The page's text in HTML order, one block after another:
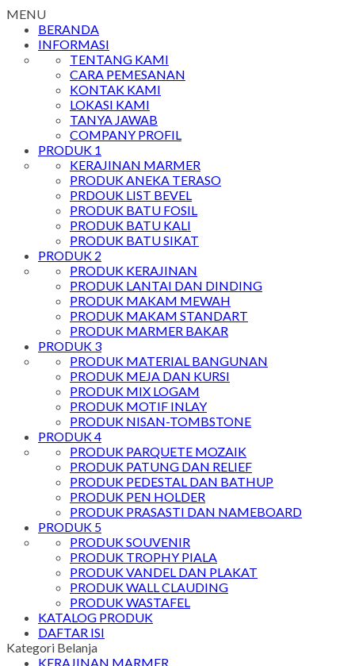
MENU
BERANDA
INFORMASI
TENTANG KAMI
CARA PEMESANAN
KONTAK KAMI
LOKASI KAMI
TANYA JAWAB
COMPANY PROFIL
PRODUK 1
KERAJINAN MARMER
PRODUK ANEKA TERASO
PRDOUK LIST BEVEL
PRODUK BATU FOSIL
PRODUK BATU KALI
PRODUK BATU SIKAT
PRODUK 2
PRODUK KERAJINAN
PRODUK LANTAI DAN DINDING
PRODUK MAKAM MEWAH
PRODUK MAKAM STANDART
PRODUK MARMER BAKAR
PRODUK 3
PRODUK MATERIAL BANGUNAN
PRODUK MEJA DAN KURSI
PRODUK MIX LOGAM
PRODUK MOTIF INLAY
PRODUK NISAN-TOMBSTONE
PRODUK 4
PRODUK PARQUETE MOZAIK
PRODUK PATUNG DAN RELIEF
PRODUK PEDESTAL DAN BATHUP
PRODUK PEN HOLDER
PRODUK PRASASTI DAN NAMEBOARD
PRODUK 5
PRODUK SOUVENIR
PRODUK TROPHY PIALA
PRODUK VANDEL DAN PLAKAT
PRODUK WALL CLAUDING
PRODUK WASTAFEL
KATALOG PRODUK
DAFTAR ISI
Kategori Belanja
KERAJINAN MARMER